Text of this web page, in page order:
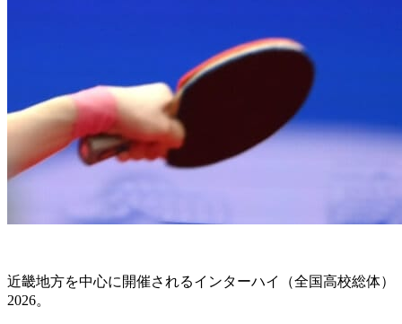
近畿地方を中心に開催されるインターハイ（全国高校総体）
2026。